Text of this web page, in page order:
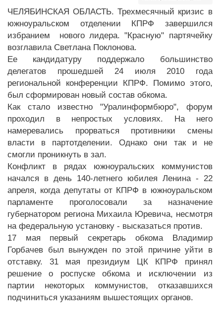
ЧЕЛЯБИНСКАЯ ОБЛАСТЬ. Трехмесячный кризис в
южноуральском отделении КПРФ завершился
избранием нового лидера. "Красную" партячейку
возглавила Светлана Поклонова.
Ее кандидатуру поддержало большинство
делегатов прошедшей 24 июля 2010 года
региональной конференции КПРФ. Помимо этого,
был сформирован новый состав обкома.
Как стало известно "Уралинформбюро", форум
проходил в непростых условиях. На него
намеревались прорваться противники смены
власти в партотделении. Однако они так и не
смогли проникнуть в зал.
Конфликт в рядах южноуральских коммунистов
начался в день 140-летнего юбилея Ленина - 22
апреля, когда депутаты от КПРФ в южноуральском
парламенте проголосовали за назначение
губернатором региона Михаила Юревича, несмотря
на федеральную установку - высказаться против.
17 мая первый секретарь обкома Владимир
Горбачев был вынужден по этой причине уйти в
отставку. 31 мая президиум ЦК КПРФ принял
решение о роспуске обкома и исключении из
партии некоторых коммунистов, отказавшихся
подчиниться указаниям вышестоящих органов.